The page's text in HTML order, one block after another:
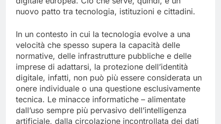
nuovo patto tra tecnologia, istituzioni e cittadini.
In un contesto in cui la tecnologia evolve a una
velocità che spesso supera la capacità delle
normative, delle infrastrutture pubbliche e delle
imprese di adattarsi, la protezione dell’identità
digitale, infatti, non può più essere considerata un
onere individuale o una questione esclusivamente
tecnica. Le minacce informatiche – alimentate
dall’uso sempre più pervasivo dell’intelligenza
artificiale, dalla circolazione incontrollata dei dati